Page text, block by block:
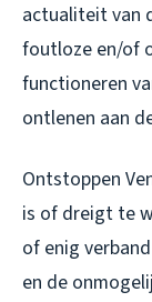
actualiteit van
foutloze en/of
functioneren
ontlenen aan
Ontstoppen
is of dreigt te
of enig
en de